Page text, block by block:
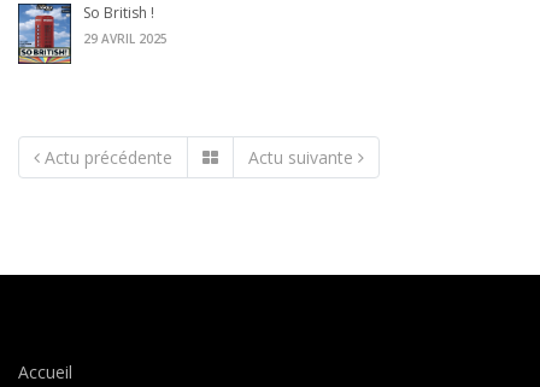
So British !
29 AVRIL 2025
Actu précédente Actu suivante
Accueil